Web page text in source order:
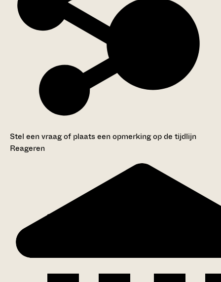
Stel een vraag of plaats een opmerking op de tijdlijn
Reageren